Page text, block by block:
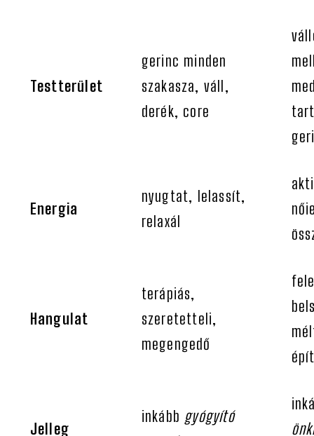
Testterület
gerinc minden
szakasza, váll,
derék, core
Energia
nyugtat, lelassít,
relaxál
Hangulat
terápiás,
szeretetteli,
megengedő
Jelleg
inkább gyógyító